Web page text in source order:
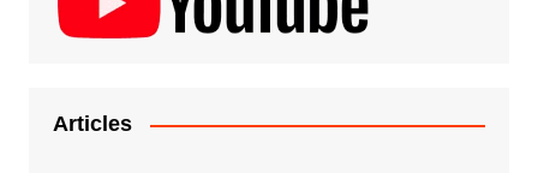
Articles